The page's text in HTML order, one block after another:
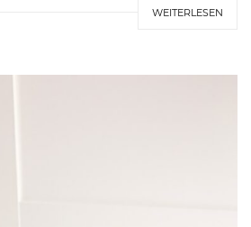
WEITERLESEN